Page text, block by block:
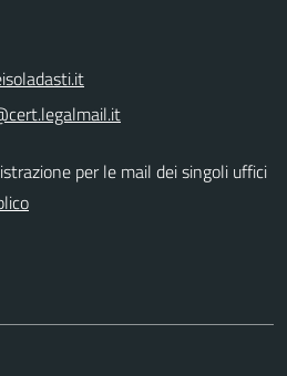
per le mail dei singoli uffici